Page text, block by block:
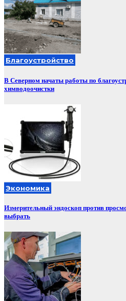
Благоустройство
В Северном начаты работы по
химводоочистки
Экономика
Измерительный эндоскоп против
выбрать